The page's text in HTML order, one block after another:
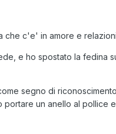
che c'e' in amore e
e ho spostato la fedina
segno di
un anello al pollice e